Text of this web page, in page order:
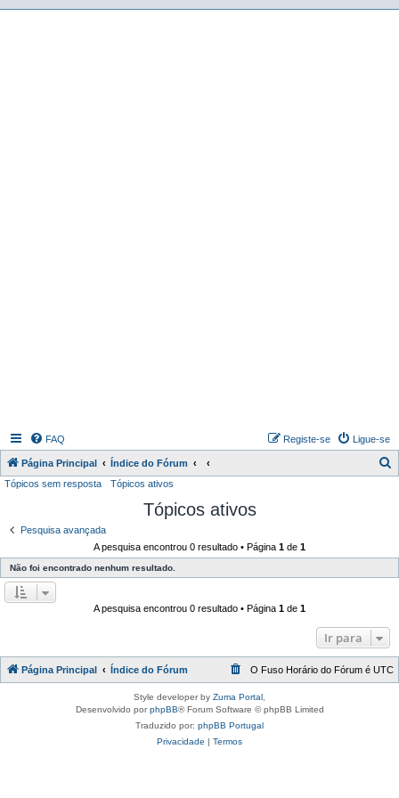
FAQ Ligue-se
Registe-se
Página Principal Índice do Fórum
Tópicos sem resposta Tópicos ativos
Tópicos ativos
Pesquisa avançada
A pesquisa encontrou 0 resultado • Página 1 de 1
Não foi encontrado nenhum resultado.
A pesquisa encontrou 0 resultado • Página 1 de 1
Ir para
Página Principal Índice do Fórum O Fuso Horário do Fórum é UTC
Style developer by Zuma Portal
Desenvolvido porphpBB® Forum Software © phpBB Limited
Traduzido por: phpBB Portugal
Privacidade | Termos